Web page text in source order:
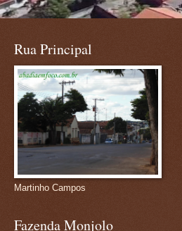
Rua Principal
Martinho Campos
Fazenda Monjolo